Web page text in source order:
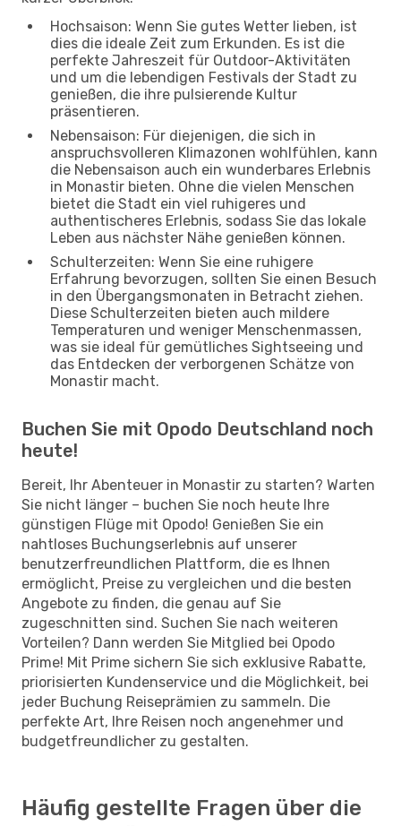
Hochsaison: Wenn Sie gutes Wetter lieben, ist
dies die ideale Zeit zum Erkunden. Es ist die
perfekte Jahreszeit für Outdoor-Aktivitäten
und um die lebendigen Festivals der Stadt zu
genießen, die ihre pulsierende Kultur
präsentieren.
Nebensaison: Für diejenigen, die sich in
anspruchsvolleren Klimazonen wohlfühlen, kann
die Nebensaison auch ein wunderbares Erlebnis
in Monastir bieten. Ohne die vielen Menschen
bietet die Stadt ein viel ruhigeres und
authentischeres Erlebnis, sodass Sie das lokale
Leben aus nächster Nähe genießen können.
Schulterzeiten: Wenn Sie eine ruhigere
Erfahrung bevorzugen, sollten Sie einen Besuch
in den Übergangsmonaten in Betracht ziehen.
Diese Schulterzeiten bieten auch mildere
Temperaturen und weniger Menschenmassen,
was sie ideal für gemütliches Sightseeing und
das Entdecken der verborgenen Schätze von
Monastir macht.
Buchen Sie mit Opodo Deutschland noch
heute!
Bereit, Ihr Abenteuer in Monastir zu starten? Warten
Sie nicht länger – buchen Sie noch heute Ihre
günstigen Flüge mit Opodo! Genießen Sie ein
nahtloses Buchungserlebnis auf unserer
benutzerfreundlichen Plattform, die es Ihnen
ermöglicht, Preise zu vergleichen und die besten
Angebote zu finden, die genau auf Sie
zugeschnitten sind. Suchen Sie nach weiteren
Vorteilen? Dann werden Sie Mitglied bei Opodo
Prime! Mit Prime sichern Sie sich exklusive Rabatte,
priorisierten Kundenservice und die Möglichkeit, bei
jeder Buchung Reiseprämien zu sammeln. Die
perfekte Art, Ihre Reisen noch angenehmer und
budgetfreundlicher zu gestalten.
Häufig gestellte Fragen über die